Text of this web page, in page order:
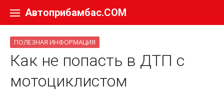
Автоприбамбас.COM
ПОЛЕЗНАЯ ИНФОРМАЦИЯ
Как не попасть в ДТП с
мотоциклистом